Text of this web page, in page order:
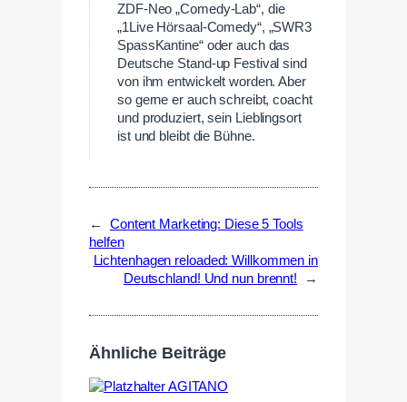
ZDF-Neo „Comedy-Lab“, die
„1Live Hörsaal-Comedy“, „SWR3
SpassKantine“ oder auch das
Deutsche Stand-up Festival sind
von ihm entwickelt worden. Aber
so gerne er auch schreibt, coacht
und produziert, sein Lieblingsort
ist und bleibt die Bühne.
←
Content Marketing: Diese 5 Tools
helfen
Lichtenhagen reloaded: Willkommen in
Deutschland! Und nun brennt!
→
Ähnliche Beiträge